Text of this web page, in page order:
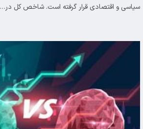
سیاسی و اقتصادی قرار گرفته است. شاخص کل در…